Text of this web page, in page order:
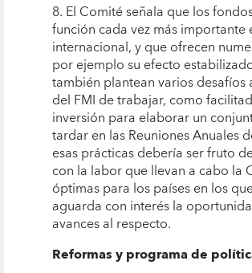
8. El Comité señala que los
función cada vez más
internacional, y que ofrecen
por ejemplo su efecto
también plantean varios
del FMI de trabajar, como
inversión para elaborar un
tardar en las Reuniones Anuales
esas prácticas debería ser fruto
con la labor que llevan a cabo la
óptimas para los países en los
aguarda con interés la
avances al respecto.
Reformas y programa de